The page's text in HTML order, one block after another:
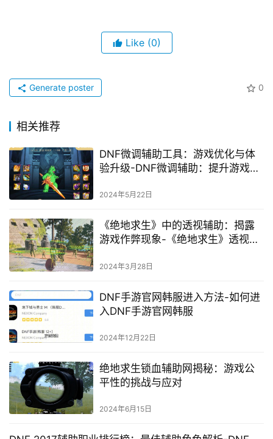
Like (0)
0
Generate poster
相关推荐
DNF微调辅助工具：游戏优化与体
验升级-DNF微调辅助：提升游戏体
2024年5月22日
《绝地求生》中的透视辅助：揭露
游戏作弊现象-《绝地求生》透视辅
2024年3月28日
DNF手游官网韩服进入方法-如何进
入DNF手游官网韩服
2024年12月22日
绝地求生锁血辅助网揭秘：游戏公
平性的挑战与应对
2024年6月15日